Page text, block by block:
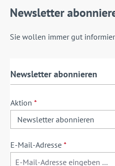
Newsletter
Sie wollen immer gut
Newsletter abonnieren
Aktion *
E-Mail-Adresse *